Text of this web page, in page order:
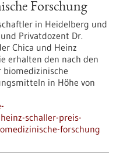
Forschung
in Heidelberg und
Privatdozent Dr.
Chica und Heinz
erhalten den nach den
in Höhe von
schaller-preis-
forschung